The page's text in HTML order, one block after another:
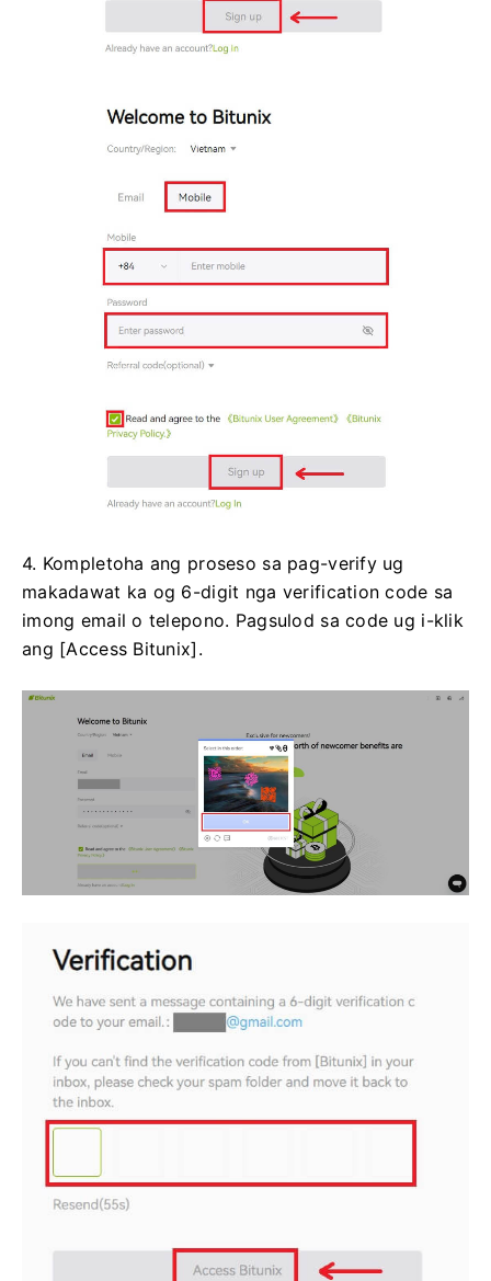
4. Kompletoha ang proseso sa pag-verify ug
makadawat ka og 6-digit nga verification code sa
imong email o telepono. Pagsulod sa code ug i-klik
ang [Access Bitunix].